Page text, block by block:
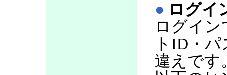
● ログイ
ログイ
トID・
違えです